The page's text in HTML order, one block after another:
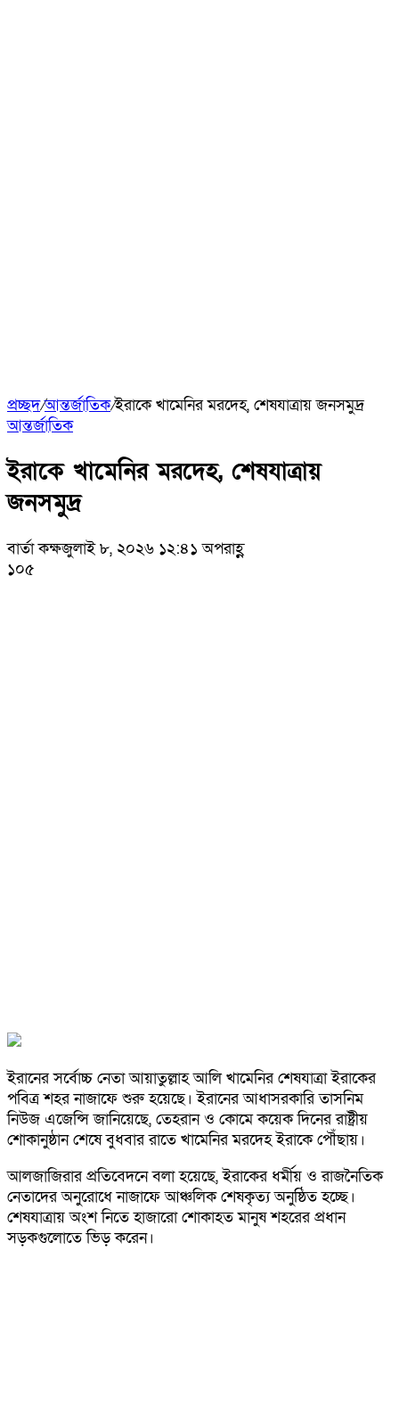
প্রচ্ছদ/আন্তর্জাতিক/ইরাকে খামেনির মরদেহ, শেষযাত্রায় জনসমুদ্র
আন্তর্জাতিক
ইরাকে খামেনির মরদেহ, শেষযাত্রায়
জনসমুদ্র
বার্তা কক্ষজুলাই ৮, ২০২৬ ১২:৪১ অপরাহ্ণ
১০৫
ইরানের সর্বোচ্চ নেতা আয়াতুল্লাহ আলি খামেনির শেষযাত্রা ইরাকের
পবিত্র শহর নাজাফে শুরু হয়েছে। ইরানের আধাসরকারি তাসনিম
নিউজ এজেন্সি জানিয়েছে, তেহরান ও কোমে কয়েক দিনের রাষ্ট্রীয়
শোকানুষ্ঠান শেষে বুধবার রাতে খামেনির মরদেহ ইরাকে পৌঁছায়।
আলজাজিরার প্রতিবেদনে বলা হয়েছে, ইরাকের ধর্মীয় ও রাজনৈতিক
নেতাদের অনুরোধে নাজাফে আঞ্চলিক শেষকৃত্য অনুষ্ঠিত হচ্ছে।
শেষযাত্রায় অংশ নিতে হাজারো শোকাহত মানুষ শহরের প্রধান
সড়কগুলোতে ভিড় করেন।